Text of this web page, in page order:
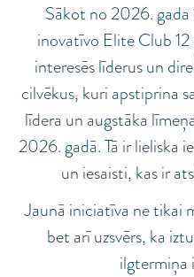
Sākot no 2026. gada
inovatīvo Elite Club
interesēs līderus un
cilvēkus, kuri apstiprina
līdera un augstāka
2026. gadā. Tā ir lieliska
un iesaisti, kas ir
Jaunā iniciatīva ne tikai
bet arī uzsvērs, ka
ilgtermiņa